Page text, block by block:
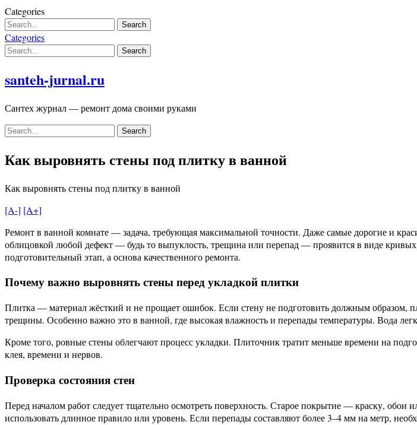
Skip
to
content
Categories
Categories
santeh-jurnal.ru
Сантех журнал — ремонт дома своими руками
Как выровнять стены под плитку в ванной
Как выровнять стены под плитку в ванной
[A-] [A+]
Ремонт в ванной комнате — задача, требующая максимальной точности. Даже самые дорогие и
облицовкой любой дефект — будь то выпуклость, трещина или перепад — проявится в виде
подготовительный этап, а основа качественного ремонта.
Почему важно выровнять стены перед укладкой плитки
Плитка — материал жёсткий и не прощает ошибок. Если стену не подготовить должным образом,
трещины. Особенно важно это в ванной, где высокая влажность и перепады температуры. Вода
Кроме того, ровные стены облегчают процесс укладки. Плиточник тратит меньше времени на
клея, времени и нервов.
Проверка состояния стен
Перед началом работ следует тщательно осмотреть поверхность. Старое покрытие — краску,
использовать длинное правило или уровень. Если перепады составляют более 3–4 мм на метр,